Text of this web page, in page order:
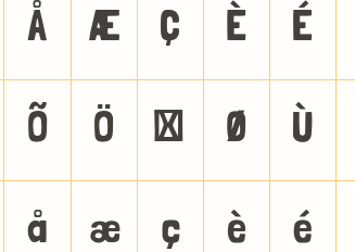
Å Æ Ç È É
Õ Ö × Ø Ù
å æ ç è é